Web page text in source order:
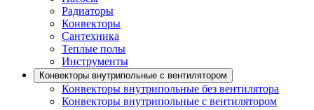
Радиаторы
Конвекторы
Сантехника
Теплые полы
Инструменты
Конвекторы внутрипольные с вентилятором
Конвекторы внутрипольные без вентилятора
Конвекторы внутрипольные с вентилятором